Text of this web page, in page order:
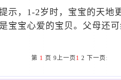
示，1-2岁时，宝宝的天地
宝心爱的宝贝。父母还
第 1 页9上一页 1 2 下一页 :